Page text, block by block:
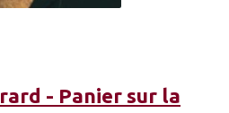
- Panier sur la